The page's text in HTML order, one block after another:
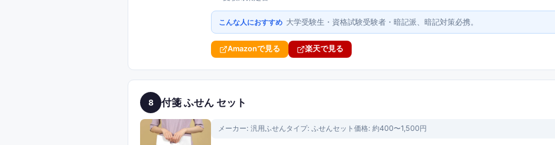
こんな人におすすめ 大学受験生・資格試験受験者・暗記派、暗記対策必携。
Amazonで見る 楽天で見る
8 付箋 ふせん セット
メーカー: 汎用ふせんタイプ: ふせんセット 価格: 約400〜1,500円